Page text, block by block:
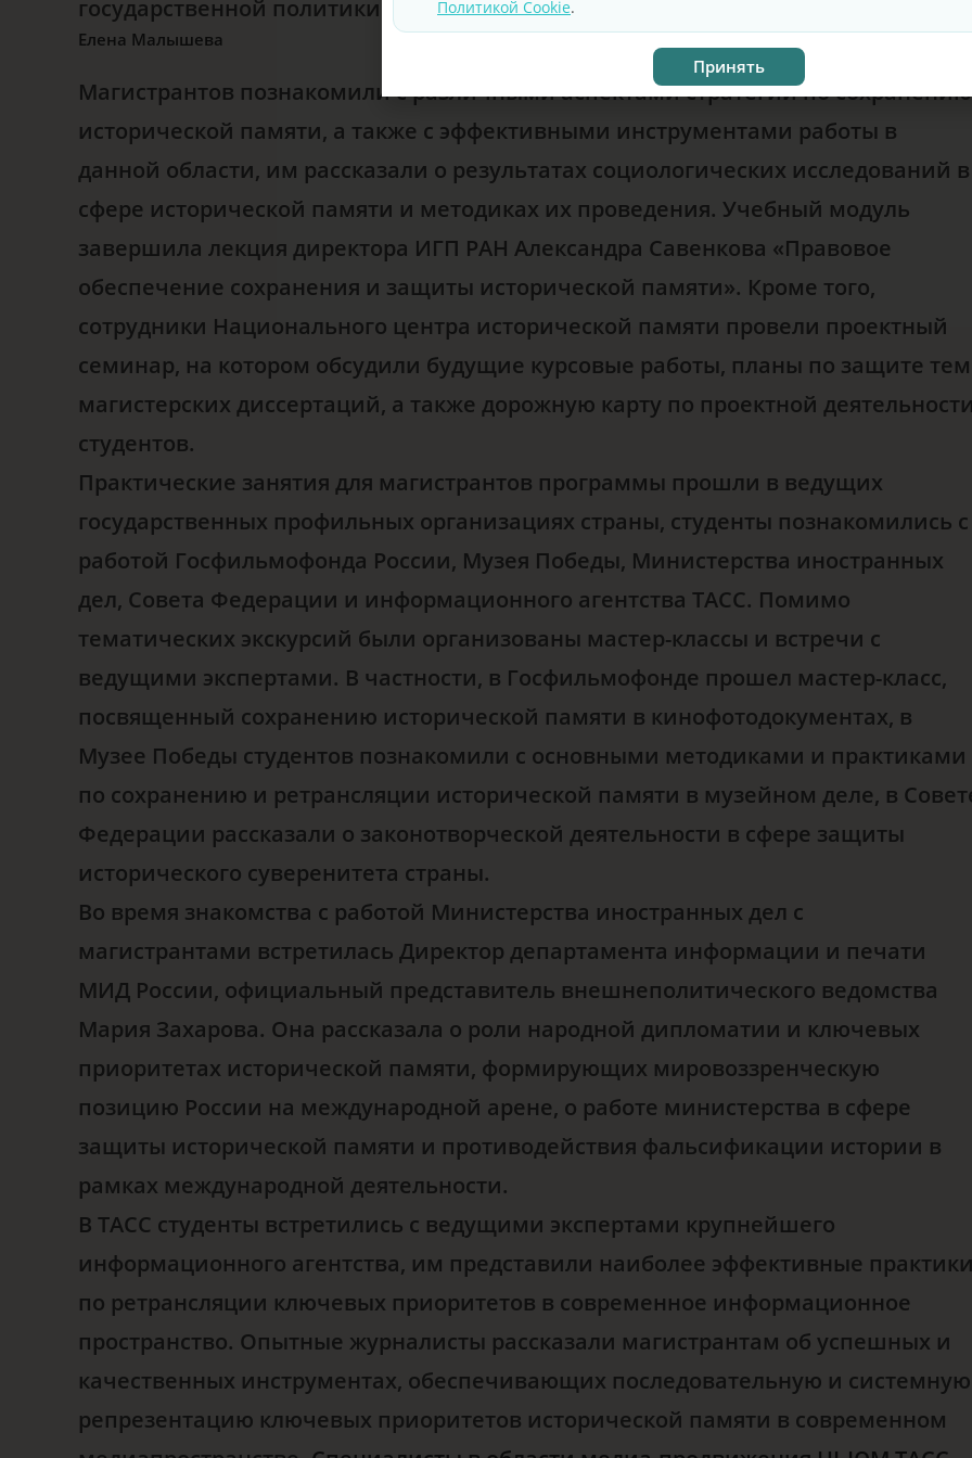
государственной политики.
Елена Малышева
Магистрантов познакомили с различными аспектами стратегии по сохранению
исторической памяти, а также с эффективными инструментами работы в
данной области, им рассказали о результатах социологических исследований в
сфере исторической памяти и методиках их проведения. Учебный модуль
завершила лекция директора ИГП РАН Александра Савенкова «Правовое
обеспечение сохранения и защиты исторической памяти». Кроме того,
сотрудники Национального центра исторической памяти провели проектный
семинар, на котором обсудили будущие курсовые работы, планы по защите тем
магистерских диссертаций, а также дорожную карту по проектной
студентов.
Практические занятия для магистрантов программы прошли в ведущих
государственных профильных организациях страны, студенты познакомились с
работой Госфильмофонда России, Музея Победы, Министерства иностранных
дел, Совета Федерации и информационного агентства ТАСС. Помимо
тематических экскурсий были организованы мастер-классы и встречи с
ведущими экспертами. В частности, в Госфильмофонде прошел мастер-класс,
посвященный сохранению исторической памяти в кинофотодокументах, в
Музее Победы студентов познакомили с основными методиками и практиками
по сохранению и ретрансляции исторической памяти в музейном деле, в
Федерации рассказали о законотворческой деятельности в сфере защиты
исторического суверенитета страны.
Во время знакомства с работой Министерства иностранных дел с
магистрантами встретилась Директор департамента информации и печати
МИД России, официальный представитель внешнеполитического ведомства
Мария Захарова. Она рассказала о роли народной дипломатии и ключевых
приоритетах исторической памяти, формирующих мировоззренческую
позицию России на международной арене, о работе министерства в сфере
защиты исторической памяти и противодействия фальсификации истории в
рамках международной деятельности.
В ТАСС студенты встретились с ведущими экспертами крупнейшего
информационного агентства, им представили наиболее эффективные
по ретрансляции ключевых приоритетов в современное информационное
пространство. Опытные журналисты рассказали магистрантам об успешных и
качественных инструментах, обеспечивающих последовательную и системную
репрезентацию ключевых приоритетов исторической памяти в современном
Политикой Cookie.
Принять